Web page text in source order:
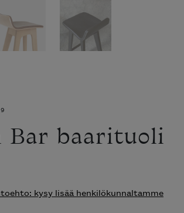
Bar baarituoli
kysy lisää henkilökunnaltamme